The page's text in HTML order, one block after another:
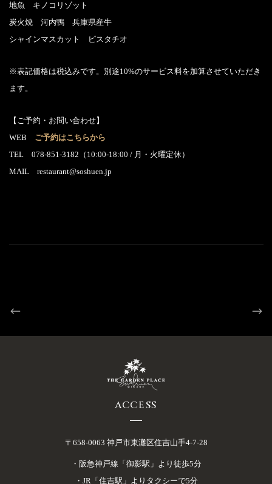
地魚 キノコリゾット
炭火焼 河内鴨 兵庫県産牛
シャインマスカット ピスタチオ
※表記価格は税込みです。別途10%のサービス料を加算させていただき
ます。
【ご予約・お問い合わせ】
WEB ご予約はこちらから
TEL 078-851-3182（10:00-18:00 / 月・火曜定休）
MAIL restaurant@soshuen.jp
ACCESS
〒658-0063 神戸市東灘区住吉山手4-7-28
・阪急神戸線「御影駅」より徒歩5分
・JR「住吉駅」よりタクシーで5分